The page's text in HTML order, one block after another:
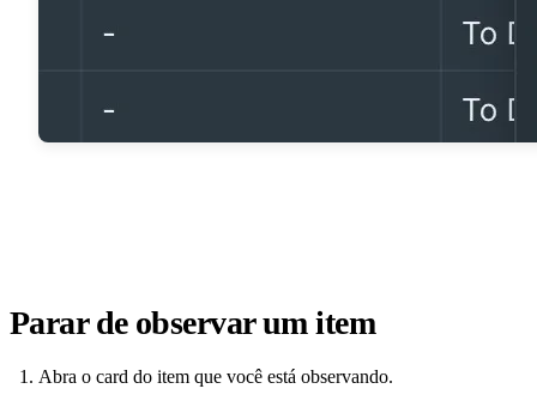
Parar de observar um item
Abra o card do item que você está observando.